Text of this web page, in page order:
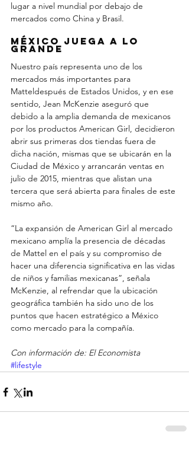
lugar a nivel mundial por debajo de
mercados como China y Brasil.
México juega a lo
grande
Nuestro país representa uno de los
mercados más importantes para
Matteldespués de Estados Unidos, y en ese
sentido, Jean McKenzie aseguró que
debido a la amplia demanda de mexicanos
por los productos American Girl, decidieron
abrir sus primeras dos tiendas fuera de
dicha nación, mismas que se ubicarán en la
Ciudad de México y arrancarán ventas en
julio de 2015, mientras que alistan una
tercera que será abierta para finales de este
mismo año.
“La expansión de American Girl al mercado
mexicano amplía la presencia de décadas
de Mattel en el país y su compromiso de
hacer una diferencia significativa en las vidas
de niños y familias mexicanas”, señala
McKenzie, al refrendar que la ubicación
geográfica también ha sido uno de los
puntos que hacen estratégico a México
como mercado para la compañía.
Con información de: El Economista
#lifestyle